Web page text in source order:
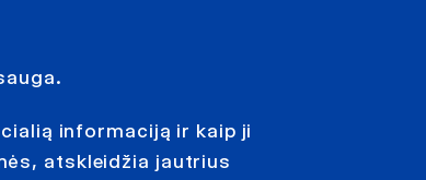
informaciją ir kaip ji
atskleidžia jautrius